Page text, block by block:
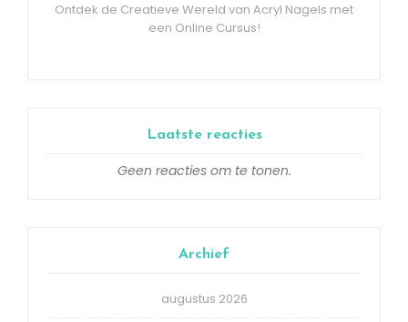
Ontdek de Creatieve Wereld van Acryl Nagels met
een Online Cursus!
Laatste reacties
Geen reacties om te tonen.
Archief
augustus 2026